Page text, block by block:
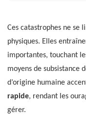
Ces catastrophes ne se
physiques. Elles
importantes, touchant
moyens de subsistance
d’origine humaine
rapide, rendant les
gérer.